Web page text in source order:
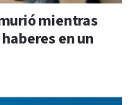
mientras
en un